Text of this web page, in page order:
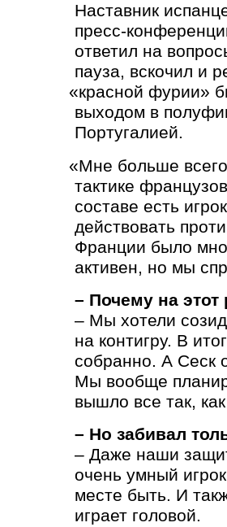
Наставник
пресс-
ответил на
пауза, вскочил и
«красной фурии»
выходом в
Португалией.
«Мне больше
тактике
составе есть
действовать
Франции было
активен, но мы
– Почему на
– Мы хотели
на контигру. В
собранно. А Сеск
Мы вообще
вышло все так,
– Но забивал
– Даже наши
очень умный
месте быть. И
играет головой.